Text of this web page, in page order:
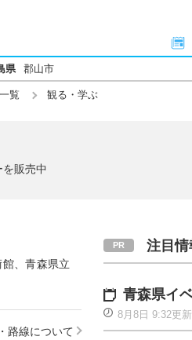
県 郡山市
覧 観る・学ぶ
販売中
、青森県立
路線について
注目情
青森県イ
8月8日 9:32更新